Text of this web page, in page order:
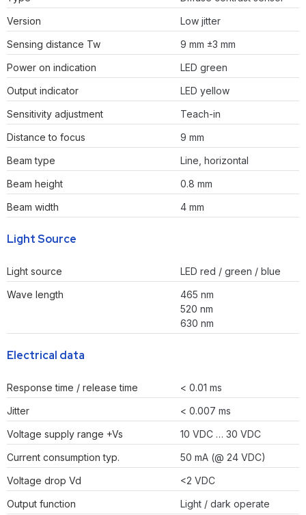
Version
Low jitter
Sensing distance Tw
9 mm ±3 mm
Power on indication
LED green
Output indicator
LED yellow
Sensitivity adjustment
Teach-in
Distance to focus
9 mm
Beam type
Line, horizontal
Beam height
0.8 mm
Beam width
4 mm
Light Source
Light source
LED red / green / blue
Wave length
465 nm
520 nm
630 nm
Electrical data
Response time / release time
< 0.01 ms
Jitter
< 0.007 ms
Voltage supply range +Vs
10 VDC … 30 VDC
Current consumption typ.
50 mA (@ 24 VDC)
Voltage drop Vd
<2 VDC
Output function
Light / dark operate